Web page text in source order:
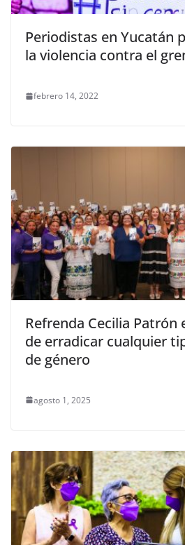
Periodistas en Yucatán
la violencia contra el
febrero 14, 2022
Refrenda Cecilia
de erradicar cualquier
de género
agosto 1, 2025